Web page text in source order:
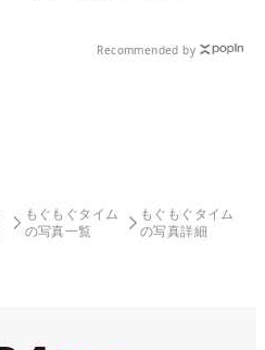
Recommended by
もぐもぐタイム
の写真一覧
もぐもぐタイム
の写真詳細